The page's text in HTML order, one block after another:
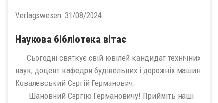
Verlagswesen: 31/08/2024
Наукова бібліотека вітає
Сьогодні святкує свій ювілей кандидат технічних
наук, доцент кафедри будівельних і дорожніх машин
Ковалевський Сергій Германович.
Шановний Сергію Германовичу! Прийміть наші